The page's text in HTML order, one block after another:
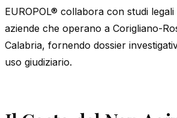
EUROPOL® collabora con studi
aziende che operano a Corigliano-
Calabria, fornendo dossier
uso giudiziario.